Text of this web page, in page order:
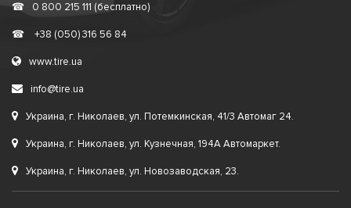
☎ 0 800 215 111 (бесплатно)
☎ +38 (050) 316 56 84
www.tire.ua
info@tire.ua
Украина, г. Николаев, ул. Потемкинская, 41/3 Автомаг 24.
Украина, г. Николаев, ул. Кузнечная, 194А Автомаркет.
Украина, г. Николаев, ул. Новозаводская, 23.